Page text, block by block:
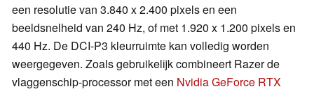
een resolutie van 3.840 x 2.400 pixels en een
beeldsnelheid van 240 Hz, of met 1.920 x 1.200 pixels en
440 Hz. De DCI-P3 kleurruimte kan volledig worden
weergegeven. Zoals gebruikelijk combineert Razer de
vlaggenschip-processor met een Nvidia GeForce RTX